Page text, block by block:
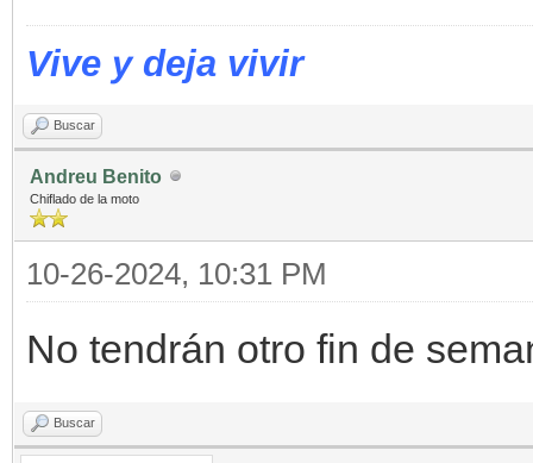
Vive y deja vivir
Buscar
Andreu Benito
Chiflado de la moto
10-26-2024, 10:31 PM
No tendrán otro fin de
Buscar